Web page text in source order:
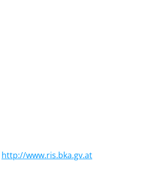
http://www.ris.bka.gv.at